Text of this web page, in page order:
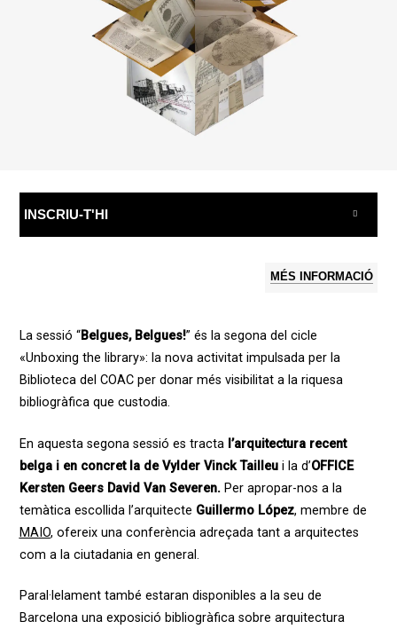
INSCRIU-T'HI
MÉS INFORMACIÓ
La sessió “Belgues, Belgues!” és la segona del cicle
«Unboxing the library»: la nova activitat impulsada per la
Biblioteca del COAC per donar més visibilitat a la riquesa
bibliogràfica que custodia.
En aquesta segona sessió es tracta l’arquitectura recent
belga i en concret la de Vylder Vinck Tailleu i la d’OFFICE
Kersten Geers David Van Severen.Per apropar-nos a la
temàtica escollida l’arquitecte Guillermo López, membre de
MAIO, ofereix una conferència adreçada tant a arquitectes
com a la ciutadania en general.
Paral·lelament també estaran disponibles a la seu de
Barcelona una exposició bibliogràfica sobre arquitectura